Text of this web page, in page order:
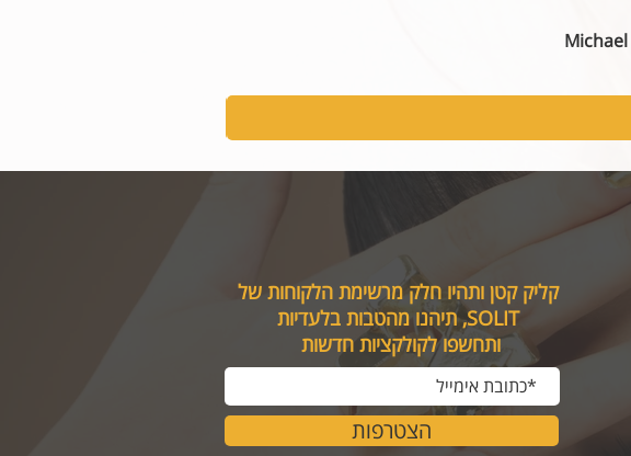
קליק קטן ותהיו חלק מרשימת הלקוחות של
SOLIT, תיהנו מהטבות בלעדיות
ותחשפו לקולקציות חדשות
הצטרפות